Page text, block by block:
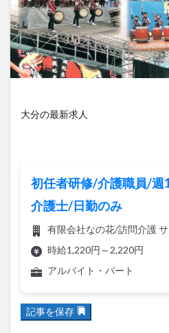
大分の最新求人
初任者研修/介護職員/週
介護士/日勤のみ
有限会社なの花/訪問介護
時給1,220円～2,220円
アルバイト・パート
記事を保存
むし湯
わさだタウン
アイススケート
アウトドア
アフリカンサファリ
アミュ
アレンジレシピ
アートプラ
ウクライナ
ジャマイカ料理
ジャークチ
スタバ
セレクトショップ
チキンカレー
テイクアウト
トキハ本店
ハロウィン
ハンバーグ
ハーモニーランド
ビアガーデン